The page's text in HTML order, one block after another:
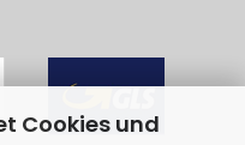
Cookies und